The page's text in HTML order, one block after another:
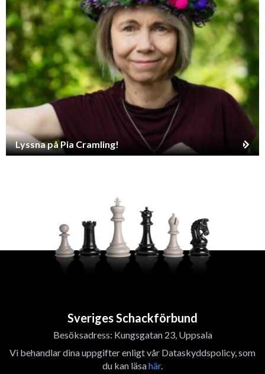
Lyssna på Pia Cramling!
Sveriges Schackförbund
Besöksadress: Kungsgatan 23, Uppsala
Vi behandlar dina uppgifter enligt vår Dataskyddspolicy, som
du kan läsahär.